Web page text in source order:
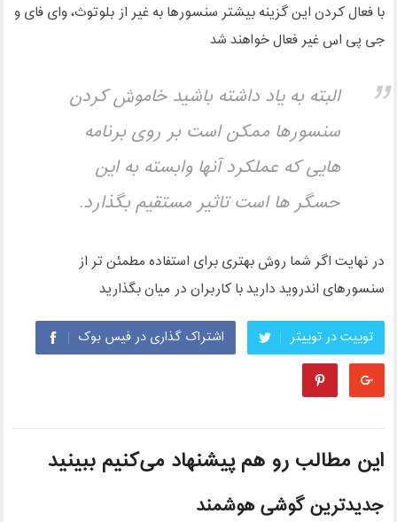
با فعال کردن این گزینه بیشتر سنسورها به غیر از بلوتوث، وای فای و
جی پی اس غیر فعال خواهند شد
البته به یاد داشته باشید خاموش کردن
سنسورها ممکن است بر روی برنامه
هایی که عملکرد آنها وابسته به این
حسگر ها است تاثیر مستقیم بگذارد.
در نهایت اگر شما روش بهتری برای استفاده مطمئن تر از
سنسورهای اندروید دارید با کاربران در میان بگذارید
توییت در توییتر اشتراک گذاری در فیس بوک
این مطالب رو هم پیشنهاد می‌کنیم ببینید
جدیدترین گوشی هوشمند